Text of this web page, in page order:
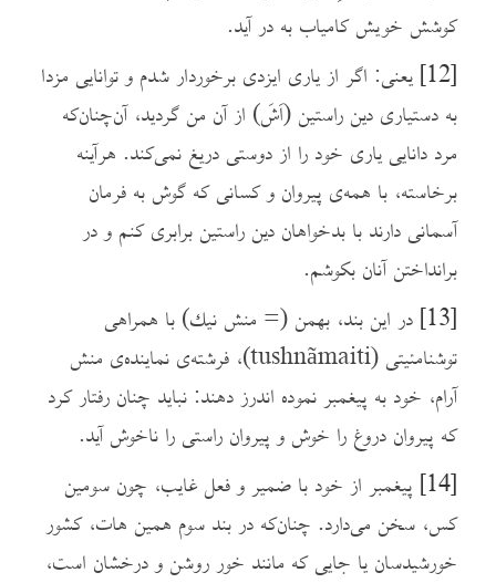
کوشش خویش کامیاب به در آید.
[12]
یعنی: اگر از یاری ایزدی برخوردار شدم و توانایی مزدا
به دستیاری دین راستین (اَشَ) از آن من گردید، آن‌چنان‌که
مرد دانایی یاری خود را از دوستی دریغ نمی‌کند. هرآینه
برخاسته، با همه‌ی پیروان و کسانی که گوش به فرمان
آسمانی دارند با بدخواهان دین راستین برابری کنم و در
برانداختن آنان بکوشم.
[13]
در این بند، بهمن (= منش نيك) با همراهی
توشنامئیتی (tushnãmaiti)، فرشته‌ی نماینده‌ی منش
آرام، خود به پیغمبر نموده اندرز دهند: نباید چنان رفتار کرد
که پیروان دروغ را خوش و پیروان راستی را ناخوش آید.
[14]
پیغمبر از خود با ضمیر و فعل غایب، چون سومین
کس، سخن می‌دارد. چنان‌که در بند سوم همین هات، کشور
خورشیدسان یا جایی که مانند خور روشن و درخشان است،